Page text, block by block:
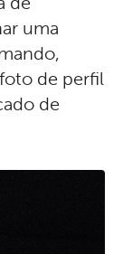
uma
de perfil
de